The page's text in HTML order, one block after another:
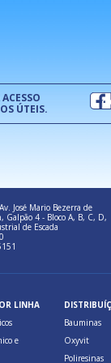
ÚTEIS.
Av. José Mario Bezerra de
Galpão 4 - Bloco A, B, C, D,
de Escada
LINHA
e
Bauminas
Oxyvit
Poliresinas